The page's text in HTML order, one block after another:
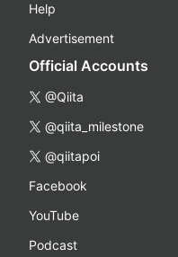
Help
Advertisement
Official Accounts
@Qiita
@qiita_milestone
@qiitapoi
Facebook
YouTube
Podcast